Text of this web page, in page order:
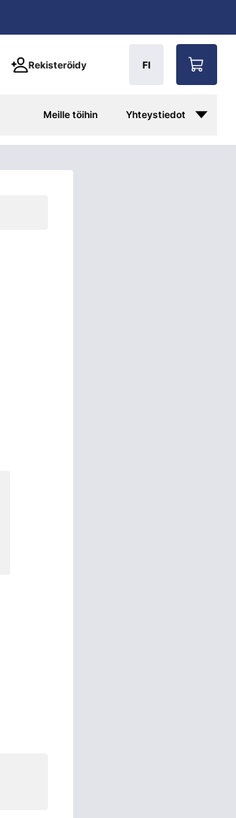
Rekisteröidy FI
Meille töihin Yhteystiedot